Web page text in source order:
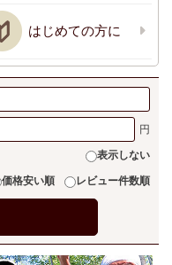
はじめての方に
表示しない
価格安い順 レビュー件数順